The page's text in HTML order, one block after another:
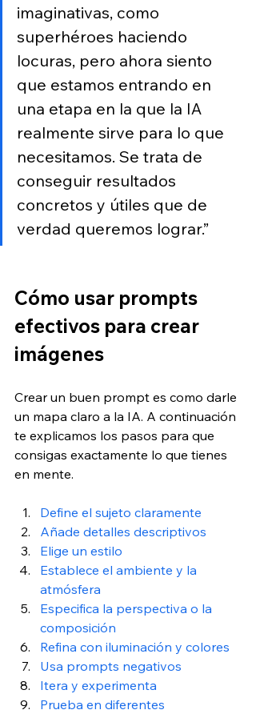
imaginativas, como
superhéroes haciendo
locuras, pero ahora siento
que estamos entrando en
una etapa en la que la IA
realmente sirve para lo que
necesitamos. Se trata de
conseguir resultados
concretos y útiles que de
verdad queremos lograr.”
Cómo usar prompts
efectivos para crear
imágenes
Crear un buen prompt es como darle
un mapa claro a la IA. A continuación
te explicamos los pasos para que
consigas exactamente lo que tienes
en mente.
Define el sujeto claramente
Añade detalles descriptivos
Elige un estilo
Establece el ambiente y la
atmósfera
Especifica la perspectiva o la
composición
Refina con iluminación y colores
Usa prompts negativos
Itera y experimenta
Prueba en diferentes